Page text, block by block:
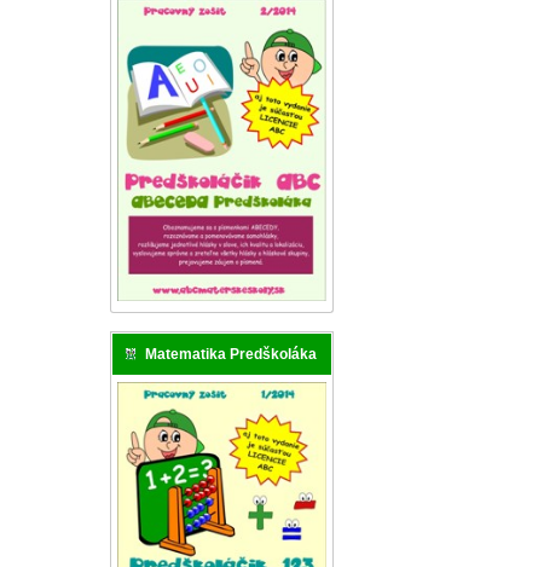
Matematika Predškoláka